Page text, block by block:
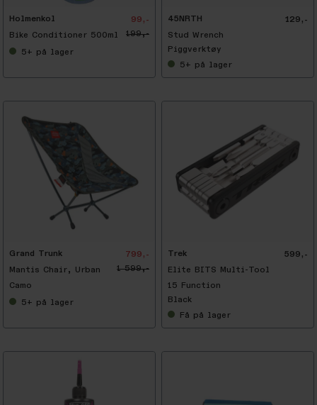
Holmenkol
Bike Conditioner 500ml
99,-
199,-
5+ på lager
45NRTH
Stud Wrench
129,-
Piggverktøy
5+ på lager
Grand Trunk
Mantis Chair, Urban
Camo
799,-
1 599,-
5+ på lager
Trek
Elite BITS Multi-Tool
15 Function
599,-
Black
Få på lager